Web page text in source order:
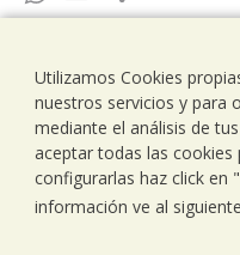
C/
T..93
Utilizamos Cookies
nuestros servicios y para
mediante el análisis de
aceptar todas las cookies
configurarlas haz click en
información ve al